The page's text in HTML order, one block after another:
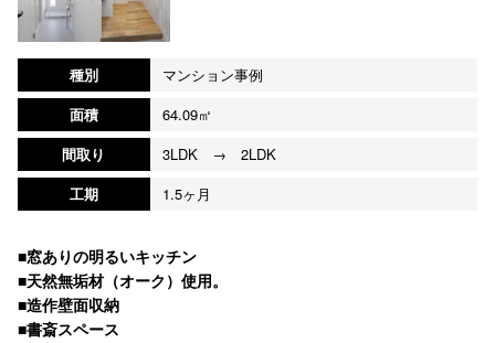
種別
マンション事例
面積
64.09㎡
間取り
3LDK → 2LDK
工期
1.5ヶ月
■窓ありの明るいキッチン
■天然無垢材（オーク）使用。
■造作壁面収納
■書斎スペース